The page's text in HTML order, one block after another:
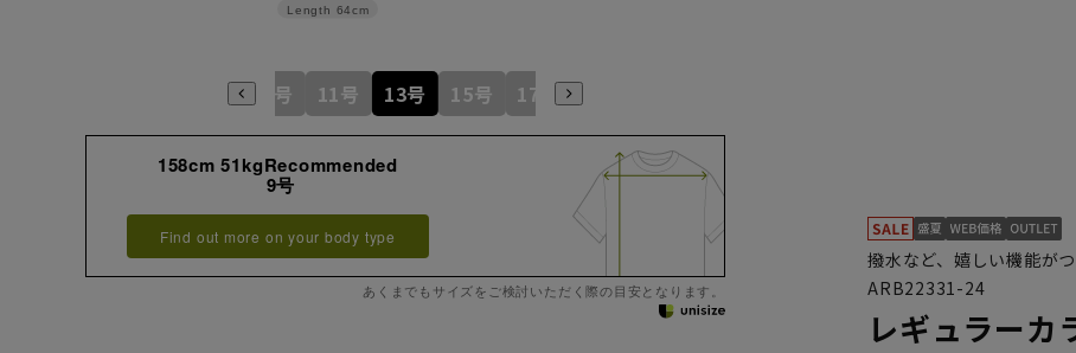
Length 64cm
7号 9号 11号 13号 15号 17号
158cm 51kgRecommended
9号
Find out more on your body type
あくまでもサイズをご検討いただく際の目安となります。
撥水など、嬉しい機能が
ARB22331-24
レギュラーカ